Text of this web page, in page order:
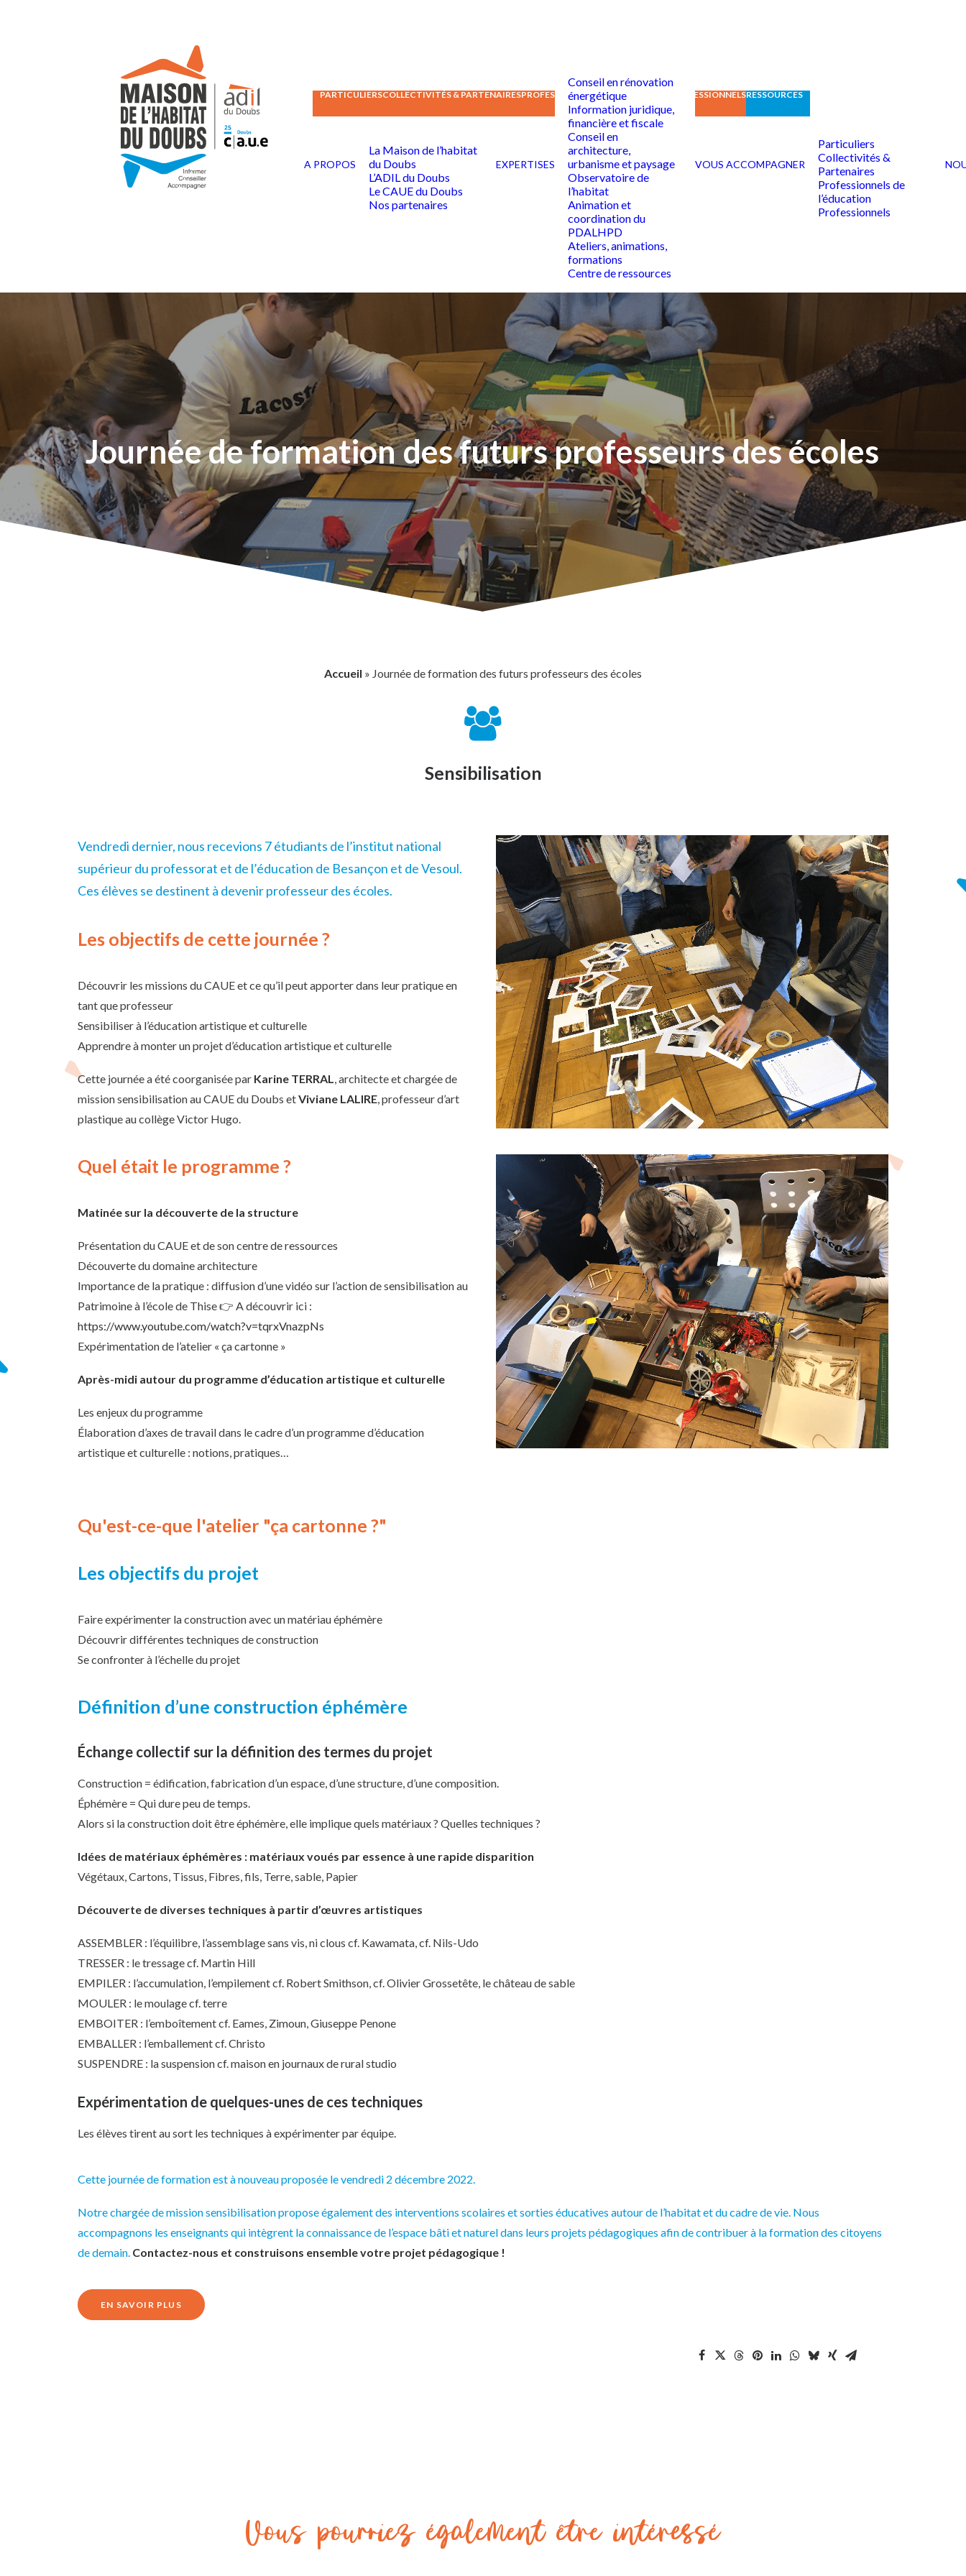
PARTICULIERSCOLLECTIVITÉS & PARTENAIRESPROFESSIONNELS DE L’ÉDUCATION PROFESSIONNELSRESSOURCES
A PROPOS
La Maison de l’habitat
du Doubs
L’ADIL du Doubs
Le CAUE du Doubs
Nos partenaires
EXPERTISES
Conseil en rénovation
énergétique
Information juridique,
financière et fiscale
Conseil en
architecture,
urbanisme et paysage
Observatoire de
l’habitat
Animation et
coordination du
PDALHPD
Ateliers, animations,
formations
Centre de ressources
VOUS ACCOMPAGNER
Particuliers
Collectivités &
Partenaires
Professionnels de
l’éducation
Professionnels
Journéedeformationdesfutursprofesseursdesécoles
Accueil » Journée de formation des futurs professeurs des écoles
Sensibilisation
Vendredi dernier, nous recevions 7 étudiants de l’institut national
supérieur du professorat et de l’éducation de Besançon et de Vesoul.
Ces élèves se destinent à devenir professeur des écoles.
Les objectifs de cette journée ?
Découvrir les missions du CAUE et ce qu’il peut apporter dans leur pratique en
tant que professeur
Sensibiliser à l’éducation artistique et culturelle
Apprendre à monter un projet d’éducation artistique et culturelle
Cette journée a été coorganisée par Karine TERRAL, architecte et chargée de
mission sensibilisation au CAUE du Doubs etViviane LALIRE, professeur d’art
plastique au collège Victor Hugo.
Quel était le programme ?
Matinée sur la découverte de la structure
Présentation du CAUE et de son centre de ressources
Découverte du domaine architecture
Importance de la pratique : diffusion d’une vidéo sur l’action de sensibilisation au
Patrimoine à l’école de Thise 👉 A découvrir ici :
https://www.youtube.com/watch?v=tqrxVnazpNs
Expérimentation de l’atelier « ça cartonne »
Après-midi autour du programme d’éducation artistique et culturelle
Les enjeux du programme
Élaboration d’axes de travail dans le cadre d’un programme d’éducation
artistique et culturelle : notions, pratiques…
Qu'est-ce-que l'atelier "ça cartonne ?"
Les objectifs du projet
Faire expérimenter la construction avec un matériau éphémère
Découvrir différentes techniques de construction
Se confronter à l’échelle du projet
Définition d’une construction éphémère
Échange collectif sur la définition des termes du projet
Construction = édification, fabrication d’un espace, d’une structure, d’une composition.
Éphémère = Qui dure peu de temps.
Alors si la construction doit être éphémère, elle implique quels matériaux ? Quelles techniques ?
Idées de matériaux éphémères : matériaux voués par essence à une rapide disparition
Végétaux, Cartons, Tissus, Fibres, fils, Terre, sable, Papier
Découverte de diverses techniques à partir d’œuvres artistiques
ASSEMBLER : l’équilibre, l’assemblage sans vis, ni clous cf. Kawamata, cf. Nils-Udo
TRESSER : le tressage cf. Martin Hill
EMPILER : l’accumulation, l’empilement cf. Robert Smithson, cf. Olivier Grossetête, le château de sable
MOULER : le moulage cf. terre
EMBOITER : l’emboîtement cf. Eames, Zimoun, Giuseppe Penone
EMBALLER : l’emballement cf. Christo
SUSPENDRE : la suspension cf. maison en journaux de rural studio
Expérimentation de quelques-unes de ces techniques
Les élèves tirent au sort les techniques à expérimenter par équipe.
Cette journée de formation est à nouveau proposée le vendredi 2 décembre 2022.
Notre chargée de mission sensibilisation propose également des interventions scolaires et sorties éducatives autour de l’habitat et du cadre de vie. Nous
accompagnons les enseignants qui intègrent la connaissance de l’espace bâti et naturel dans leurs projets pédagogiques afin de contribuer à la formation des citoyens
de demain. Contactez-nous et construisons ensemble votre projet pédagogique !
EN SAVOIR PLUS
Vous pourriez également être intéressé